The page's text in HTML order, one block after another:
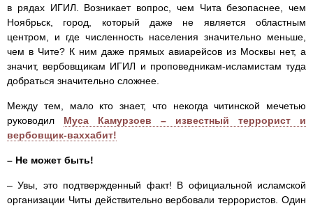
в рядах ИГИЛ. Возникает вопрос, чем Чита безопаснее, чем
Ноябрьск, город, который даже не является областным
центром, и где численность населения значительно меньше,
чем в Чите? К ним даже прямых авиарейсов из Москвы нет, а
значит, вербовщикам ИГИЛ и проповедникам-исламистам туда
добраться значительно сложнее.
Между тем, мало кто знает, что некогда читинской мечетью
руководил Муса Камурзоев – известный террорист и
вербовщик-ваххабит!
– Не может быть!
– Увы, это подтвержденный факт! В официальной исламской
организации Читы действительно вербовали террористов. Один